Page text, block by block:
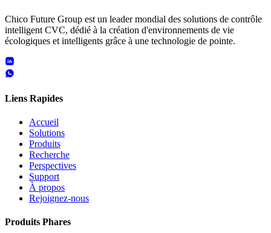
Chico Future Group est un leader mondial des solutions de contrôle
intelligent CVC, dédié à la création d'environnements de vie
écologiques et intelligents grâce à une technologie de pointe.
Liens Rapides
Accueil
Solutions
Produits
Recherche
Perspectives
Support
À propos
Rejoignez-nous
Produits Phares